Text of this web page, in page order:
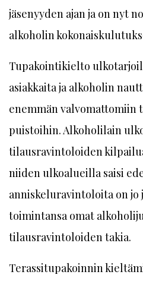
jäsenyyden ajan ja on nyt
alkoholin
Tupakointikielto
asiakkaita ja alkoholin
enemmän valvomattomiin
puistoihin. Alkoholilain
tilausravintoloiden
niiden ulkoalueilla saisi
anniskeluravintoloita on
toimintansa omat
tilausravintoloiden takia.
Terassitupakoinnin